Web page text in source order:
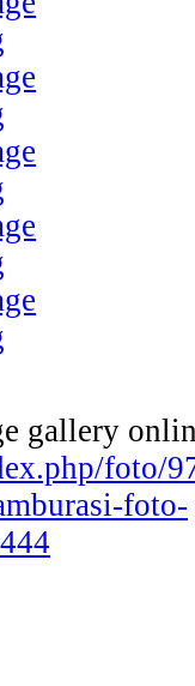
gallery
foto/
foto-